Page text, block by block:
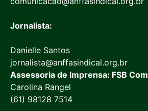
Jornalista:
Danielle Santos
jornalista@anffasindical.org.br
Assessoria de Imprensa: FSB
Carolina Rangel
(61) 98128 7514